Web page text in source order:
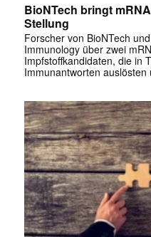
BioNTech bringt
Stellung
Forscher von BioNTech
Immunology über zwei
Impfstoffkandidaten, die in
Immunantworten